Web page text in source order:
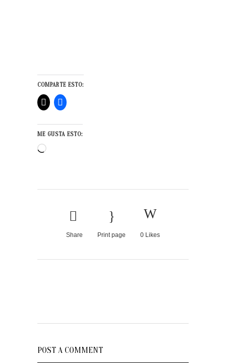
COMPARTE ESTO:
ME GUSTA ESTO:
Cargando...
Share Print page 0 Likes
POST A COMMENT